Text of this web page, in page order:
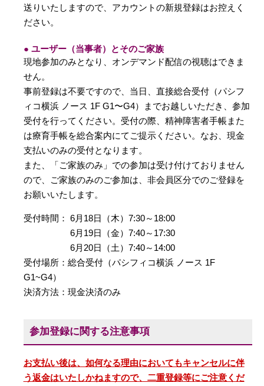
送りいたしますので、アカウントの新規登録はお控えく
ださい。
● ユーザー（当事者）とそのご家族
現地参加のみとなり、オンデマンド配信の視聴はできま
せん。
事前登録は不要ですので、当日、直接総合受付（パシフ
ィコ横浜 ノース 1F G1〜G4）までお越しいただき、参加
受付を行ってください。受付の際、精神障害者手帳また
は療育手帳を総合案内にてご提示ください。なお、現金
支払いのみの受付となります。
また、「ご家族のみ」での参加は受け付けておりません
ので、ご家族のみのご参加は、非会員区分でのご登録を
お願いいたします。
受付時間： 6月18日（木）7:30～18:00
6月19日（金）7:40～17:30
6月20日（土）7:40～14:00
受付場所：総合受付（パシフィコ横浜 ノース 1F
G1~G4）
決済方法：現金決済のみ
参加登録に関する注意事項
お支払い後は、如何なる理由においてもキャンセルに伴
う返金はいたしかねますので、二重登録等にご注意くだ